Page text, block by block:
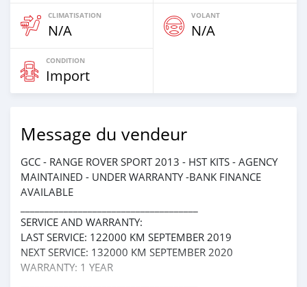
CLIMATISATION
N/A
VOLANT
N/A
CONDITION
Import
Message du vendeur
GCC - RANGE ROVER SPORT 2013 - HST KITS - AGENCY
MAINTAINED - UNDER WARRANTY -BANK FINANCE
AVAILABLE
SERVICE AND WARRANTY:
LAST SERVICE: 122000 KM SEPTEMBER 2019
NEXT SERVICE: 132000 KM SEPTEMBER 2020
WARRANTY: 1 YEAR